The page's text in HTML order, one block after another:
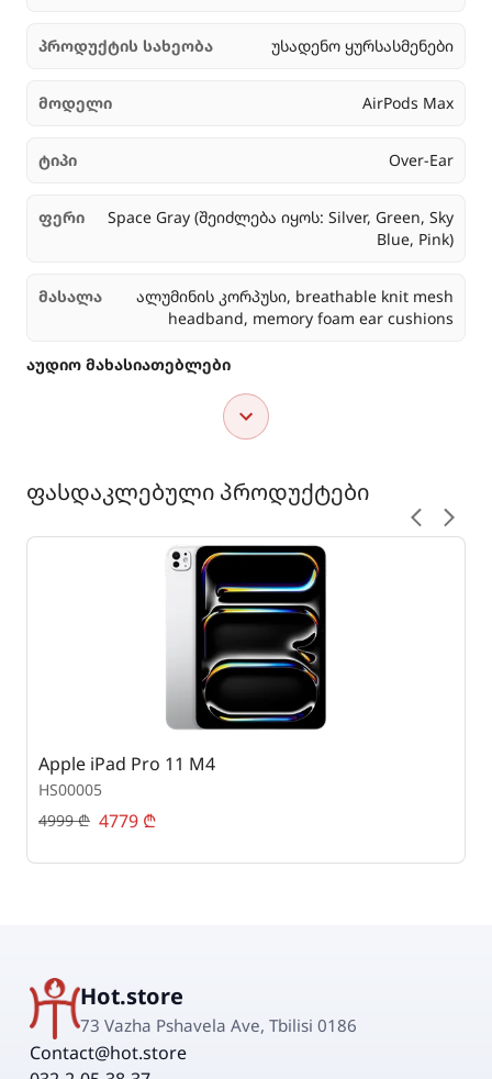
პროდუქტის სახეობა უსადენო ყურსასმენები
მოდელი AirPods Max
ტიპი Over-Ear
ფერი
Space Gray (შეიძლება იყოს: Silver, Green, Sky
Blue, Pink)
მასალა
ალუმინის კორპუსი, breathable knit mesh
headband, memory foam ear cushions
აუდიო მახასიათებლები
ფასდაკლებული პროდუქტები
Apple iPad Pro 11 M4
HS00005
4999₾ 4779 ₾
Hot.store
73 Vazha Pshavela Ave, Tbilisi 0186
Contact@hot.store